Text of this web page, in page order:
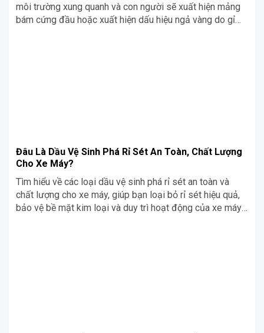
môi trường xung quanh và con người sẽ xuất hiện mảng
bám cứng đầu hoặc xuất hiện dấu hiệu ngả vàng do gỉ
Đâu Là Dầu Vệ Sinh Phá Rỉ Sét An Toàn, Chất Lượng
Cho Xe Máy?
Tìm hiểu về các loại dầu vệ sinh phá rỉ sét an toàn và
chất lượng cho xe máy, giúp bạn loại bỏ rỉ sét hiệu quả,
bảo vệ bề mặt kim loại và duy trì hoạt động của xe máy